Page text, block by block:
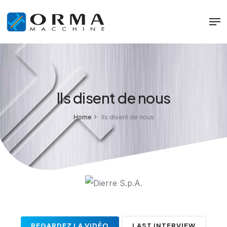
Ils disent de nous
Home Ils disent de nous
REGARDEZ LA VIDÉO LAST INTERVIEW